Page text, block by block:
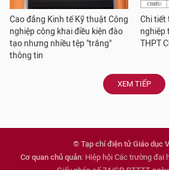
Cao đẳng Kinh tế Kỹ thuật Công
nghiệp công khai điều kiện đào
tạo nhưng nhiều tệp "trắng"
thông tin
Chi tiết
nghiệp
THPT
XEM TIẾP
© Tạp chí điện tử Giáo dục
Cơ quan chủ quản: Hiệp hội Các trường đại